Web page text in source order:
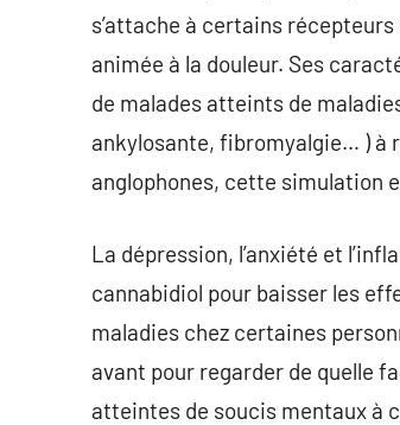
s’attache à certains
animée à la douleur. Ses
de malades atteints de
ankylosante, fibromyalgie… ) à
anglophones, cette simulation
La dépression, l’anxiété et
cannabidiol pour baisser les
maladies chez certaines
avant pour regarder de quelle
atteintes de soucis mentaux à